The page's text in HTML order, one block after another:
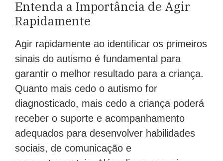
Entenda a Importância de Agir
Rapidamente
Agir rapidamente ao identificar os primeiros
sinais do autismo é fundamental para
garantir o melhor resultado para a criança.
Quanto mais cedo o autismo for
diagnosticado, mais cedo a criança poderá
receber o suporte e acompanhamento
adequados para desenvolver habilidades
sociais, de comunicação e